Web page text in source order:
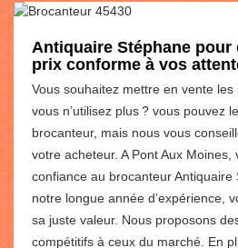
Antiquaire Stéphane pour
prix conforme à vos
Vous souhaitez mettre en vente
vous n’utilisez plus ? vous pouvez
brocanteur, mais nous vous
votre acheteur. A Pont Aux Moines,
confiance au brocanteur Antiquaire
notre longue année d’expérience,
sa juste valeur. Nous proposons
compétitifs à ceux du marché. En